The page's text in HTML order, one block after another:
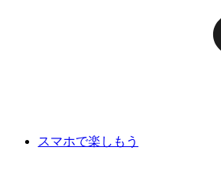
スマホで楽しもう